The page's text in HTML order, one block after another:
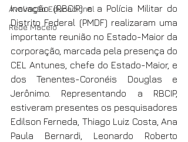
Avaliação Educacional
Rede Maceió
Inovação (RBCIP) e a Polícia Militar do
Distrito Federal (PMDF) realizaram uma
importante reunião no Estado-Maior da
corporação, marcada pela presença do
CEL Antunes, chefe do Estado-Maior, e
dos Tenentes-Coronéis Douglas e
Jerônimo. Representando a RBCIP,
estiveram presentes os pesquisadores
Edilson Ferneda, Thiago Luiz Costa, Ana
Paula Bernardi, Leonardo Roberto